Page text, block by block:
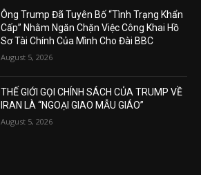
Ông Trump Đã Tuyên Bố “Tình Trạng Khẩn
Cấp” Nhằm Ngăn Chặn Việc Công Khai Hồ
Sơ Tài Chính Của Mình Cho Đài BBC
August 5, 2026
THẾ GIỚI GỌI CHÍNH SÁCH CỦA TRUMP VỀ
IRAN LÀ “NGOẠI GIAO MẪU GIÁO”
August 5, 2026